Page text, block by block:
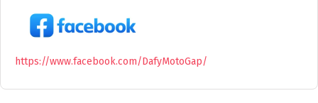
https://www.facebook.com/DafyMotoGap/